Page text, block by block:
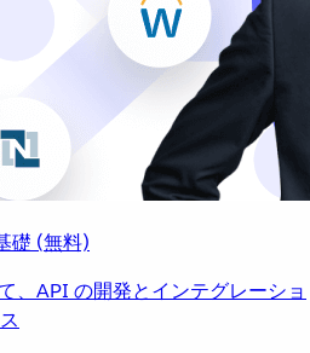
礎 (無料)
API の開発とインテグレーショ